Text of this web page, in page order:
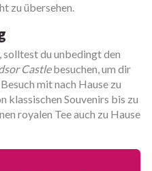
zu übersehen.
solltest du unbedingt den
Castlebesuchen, um dir
mit nach Hause zu
klassischen Souvenirs bis zu
royalen Tee auch zu Hause